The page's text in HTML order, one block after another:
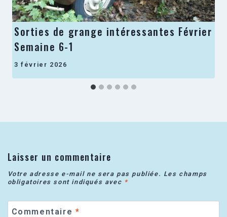
Sorties de grange intéressantes Février
Semaine 6-1
3 février 2026
Laisser un commentaire
Votre adresse e-mail ne sera pas publiée. Les champs
obligatoires sont indiqués avec *
Commentaire *